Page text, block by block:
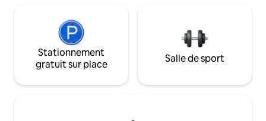
Stationnement
gratuit sur place
Salle de sport